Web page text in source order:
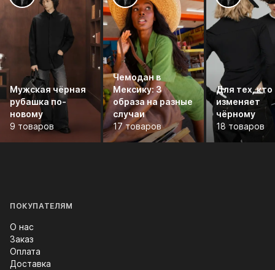
Мужская чёрная
рубашка по-
новому
9 товаров
Чемодан в
Мексику: 3
образа на разные
случаи
17 товаров
Для тех, кто
изменяет
чёрному
18 товаров
ПОКУПАТЕЛЯМ
О нас
Заказ
Оплата
Доставка